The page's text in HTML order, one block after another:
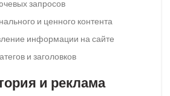
запросов
и ценного контента
информации на сайте
и заголовков
и реклама